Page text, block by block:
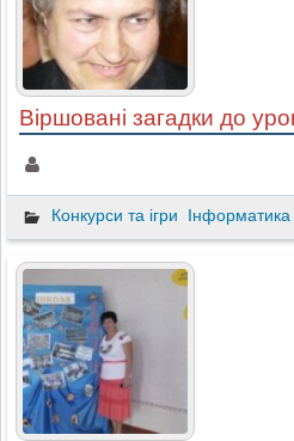
Віршовані загадки до
Конкурси та ігри Інформатика